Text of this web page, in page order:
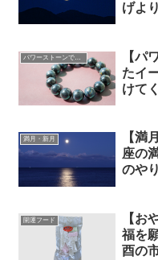
げよ
パワーストーンで開運
【パ
たイ
けて
満月・新月
【満
座の
のや
開運フード
【お
福を
酉の